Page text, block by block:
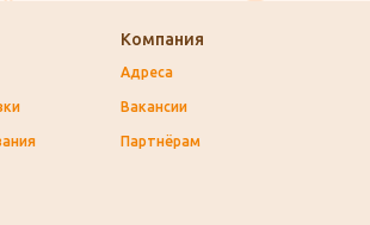
Компания
Адреса
Вакансии
Партнёрам